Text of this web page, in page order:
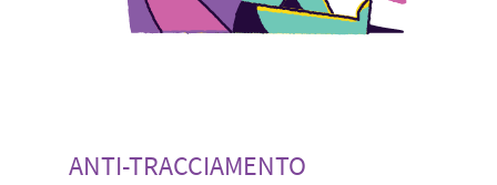
ANTI-TRACCIAMENTO